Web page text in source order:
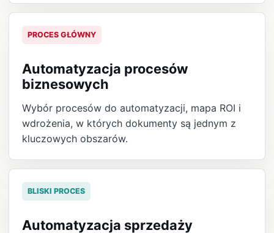
PROCES GŁÓWNY
Automatyzacja procesów
biznesowych
Wybór procesów do automatyzacji, mapa ROI i
wdrożenia, w których dokumenty są jednym z
kluczowych obszarów.
BLISKI PROCES
Automatyzacja sprzedaży